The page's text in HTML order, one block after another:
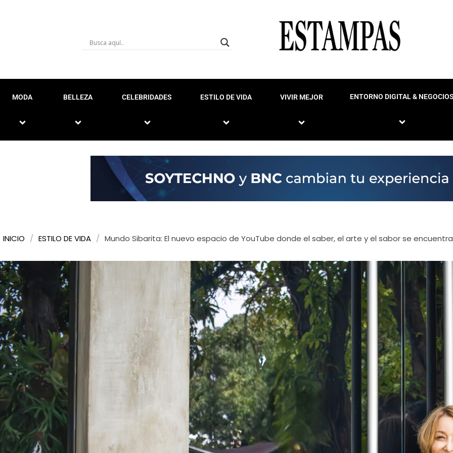
MODA BELLEZA CELEBRIDADES ESTILO DE VIDA VIVIR MEJOR ENTORNO DIGITAL &
INICIO / ESTILO DE VIDA / Mundo Sibarita: El nuevo espacio de YouTube donde el saber, el arte y el sabor se